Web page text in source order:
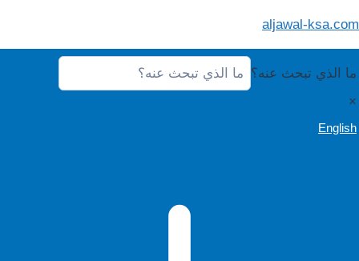
إلى
المحتوى
aljawal-ksa.com
ما الذي تبحث عنه؟
×
English